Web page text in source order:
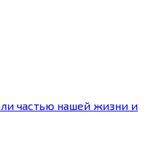
частью нашей жизни и